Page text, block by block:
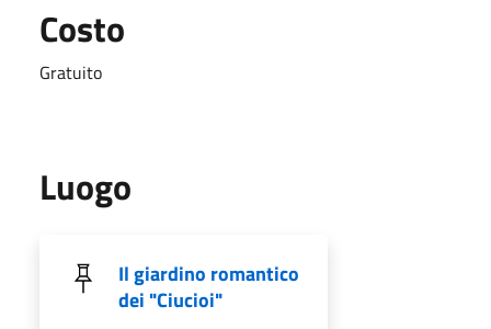
Costo
Gratuito
Luogo
Il giardino romantico
dei "Ciucioi"